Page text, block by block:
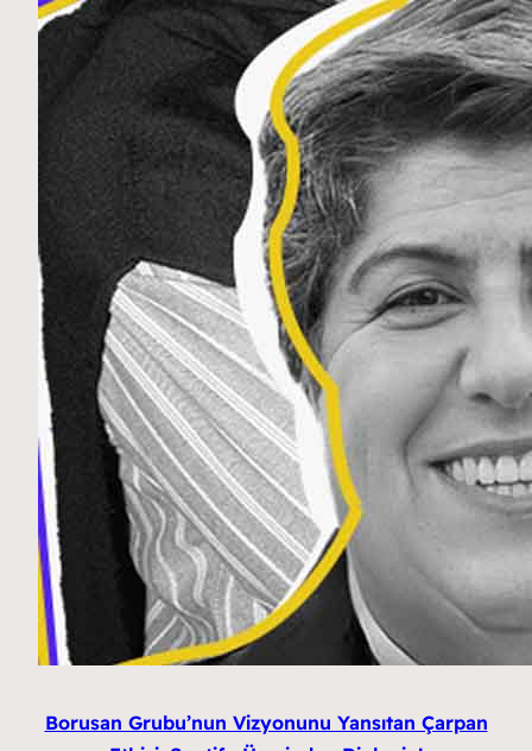
Borusan Grubu’nun Vizyonunu Yansıtan Çarpan